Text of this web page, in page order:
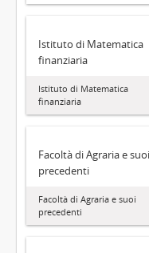
Istituto di Matematica
finanziaria
Istituto di Matematica
finanziaria
Facoltà di Agraria e suoi
precedenti
Facoltà di Agraria e suoi
precedenti